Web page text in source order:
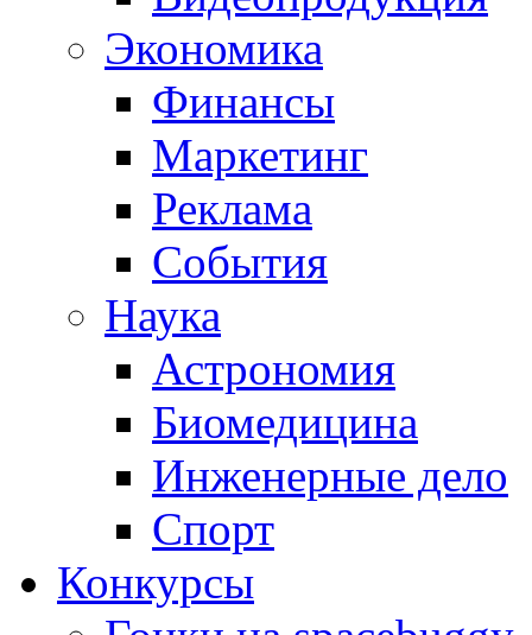
Экономика
Финансы
Маркетинг
Реклама
События
Наука
Астрономия
Биомедицина
Инженерные дело
Спорт
Конкурсы